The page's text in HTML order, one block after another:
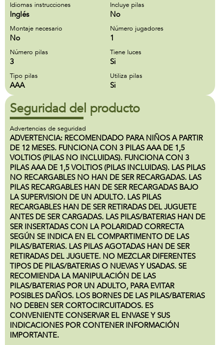
Idiomas instrucciones
Inglés
Incluye pilas
No
Montaje necesario
No
Número jugadores
1
Número pilas
3
Tiene luces
Si
Tipo pilas
AAA
Utiliza pilas
Si
Seguridad del producto
Advertencias de seguridad
ADVERTENCIA: RECOMENDADO PARA NIÑOS A PARTIR
DE 12 MESES. FUNCIONA CON 3 PILAS AAA DE 1,5
VOLTIOS (PILAS NO INCLUIDAS). FUNCIONA CON 3
PILAS AAA DE 1,5 VOLTIOS (PILAS INCLUIDAS). LAS PILAS
NO RECARGABLES NO HAN DE SER RECARGADAS. LAS
PILAS RECARGABLES HAN DE SER RECARGADAS BAJO
LA SUPERVISION DE UN ADULTO. LAS PILAS
RECARGABLES HAN DE SER RETIRADAS DEL JUGUETE
ANTES DE SER CARGADAS. LAS PILAS/BATERIAS HAN DE
SER INSERTADAS CON LA POLARIDAD CORRECTA
SEGÚN SE INDICA EN EL COMPARTIMENTO DE LAS
PILAS/BATERIAS. LAS PILAS AGOTADAS HAN DE SER
RETIRADAS DEL JUGUETE. NO MEZCLAR DIFERENTES
TIPOS DE PILAS/BATERIAS O NUEVAS Y USADAS. SE
RECOMIENDA LA MANIPULACIÓN DE LAS
PILAS/BATERIAS POR UN ADULTO, PARA EVITAR
POSIBLES DAÑOS. LOS BORNES DE LAS PILAS/BATERIAS
NO DEBEN SER CORTOCIRCUITADOS. ES
CONVENIENTE CONSERVAR EL ENVASE Y SUS
INDICACIONES POR CONTENER INFORMACIÓN
IMPORTANTE.